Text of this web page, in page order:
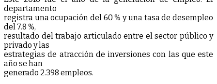
departamento
registra una ocupación del 60 % y una tasa de desempleo
del 7.8 %,
resultado del trabajo articulado entre el sector público y
privado y las
estrategias de atracción de inversiones con las que este
año se han
generado 2.398 empleos.